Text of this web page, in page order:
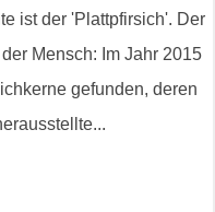
ist der 'Plattpfirsich'. Der
Mensch: Im Jahr 2015
gefunden, deren